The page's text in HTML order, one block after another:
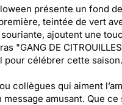
présente un fond
teintée de vert
ajoutent une
"GANG DE
célébrer cette saison.
collègues qui aiment
amusant. Que ce